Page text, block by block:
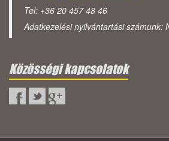
Tel: +36 20 457 48 46
Adatkezelési nyilvántartási számunk:
Közösségi kapcsolatok